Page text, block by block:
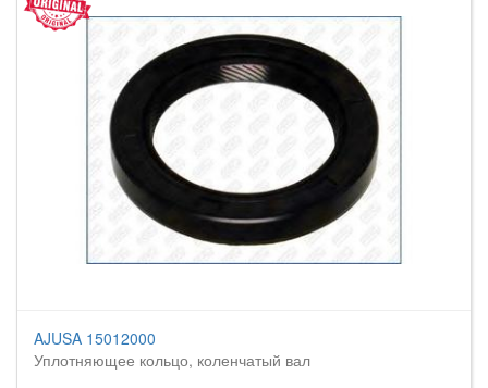
AJUSA 15012000
Уплотняющее кольцо, коленчатый вал